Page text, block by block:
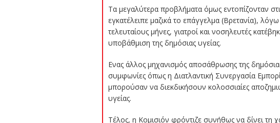
Τα μεγαλύτερα προβλήματα όμως εντοπίζονταν
εγκατέλειπε μαζικά το επάγγελμα (Βρετανία),
τελευταίους μήνες, γιατροί και νοσηλευτές
υποβάθμιση της δημόσιας υγείας.
Ενας άλλος μηχανισμός αποσάθρωσης της
συμφωνίες όπως η Διατλαντική Συνεργασία
μπορούσαν να διεκδικήσουν κολοσσιαίες
υγείας.
Τέλος, η Κομισιόν φρόντιζε συνήθως να δίνει τη